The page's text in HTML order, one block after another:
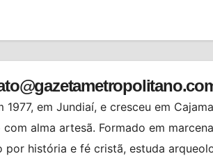
1977, em Jundiaí, e cresceu em
com alma artesã. Formado em
por história e fé cristã, estuda